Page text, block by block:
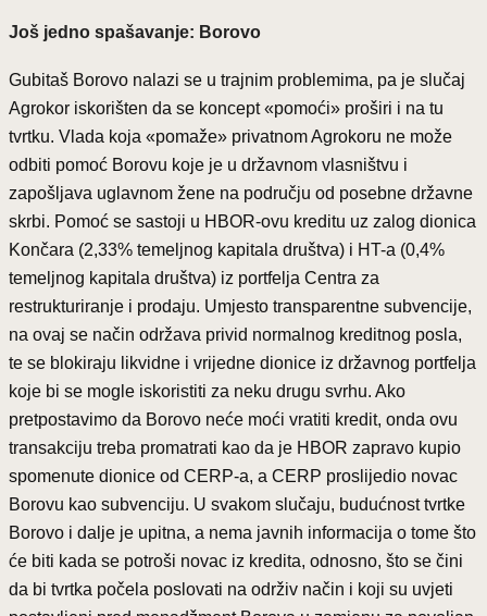
Još jedno spašavanje: Borovo
Gubitaš Borovo nalazi se u trajnim problemima, pa je slučaj
Agrokor iskorišten da se koncept «pomoći» proširi i na tu
tvrtku. Vlada koja «pomaže» privatnom Agrokoru ne može
odbiti pomoć Borovu koje je u državnom vlasništvu i
zapošljava uglavnom žene na području od posebne državne
skrbi. Pomoć se sastoji u HBOR-ovu kreditu uz zalog dionica
Končara (2,33% temeljnog kapitala društva) i HT-a (0,4%
temeljnog kapitala društva) iz portfelja Centra za
restrukturiranje i prodaju. Umjesto transparentne subvencije,
na ovaj se način održava privid normalnog kreditnog posla,
te se blokiraju likvidne i vrijedne dionice iz državnog portfelja
koje bi se mogle iskoristiti za neku drugu svrhu. Ako
pretpostavimo da Borovo neće moći vratiti kredit, onda ovu
transakciju treba promatrati kao da je HBOR zapravo kupio
spomenute dionice od CERP-a, a CERP proslijedio novac
Borovu kao subvenciju. U svakom slučaju, budućnost tvrtke
Borovo i dalje je upitna, a nema javnih informacija o tome što
će biti kada se potroši novac iz kredita, odnosno, što se čini
da bi tvrtka počela poslovati na održiv način i koji su uvjeti